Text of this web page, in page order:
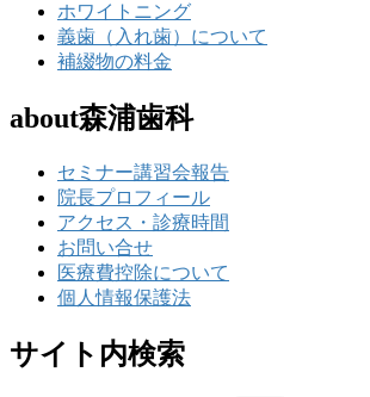
ホワイトニング
義歯（入れ歯）について
補綴物の料金
about森浦歯科
セミナー講習会報告
院長プロフィール
アクセス・診療時間
お問い合せ
医療費控除について
個人情報保護法
サイト内検索